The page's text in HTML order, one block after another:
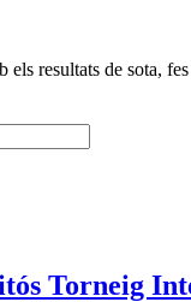
els resultats de sota,
Torneig